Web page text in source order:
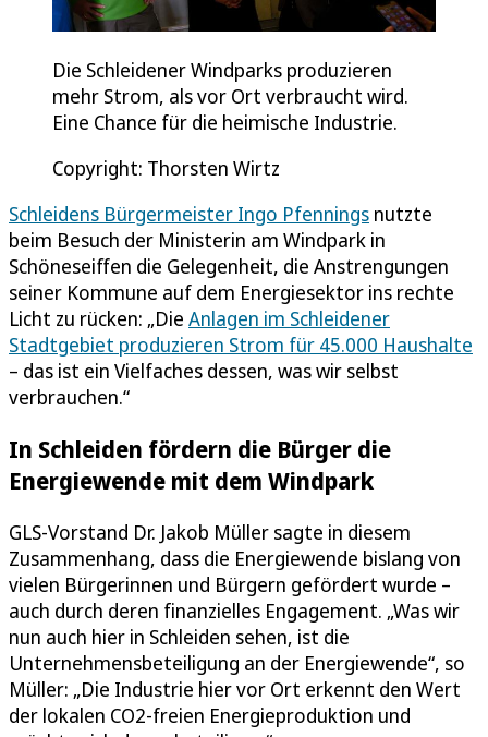
Die Schleidener Windparks produzieren
mehr Strom, als vor Ort verbraucht wird.
Eine Chance für die heimische Industrie.
Copyright: Thorsten Wirtz
Schleidens Bürgermeister Ingo Pfennings nutzte
beim Besuch der Ministerin am Windpark in
Schöneseiffen die Gelegenheit, die Anstrengungen
seiner Kommune auf dem Energiesektor ins rechte
Licht zu rücken: „Die Anlagen im Schleidener
Stadtgebiet produzieren Strom für 45.000 Haushalte
– das ist ein Vielfaches dessen, was wir selbst
verbrauchen.“
In Schleiden fördern die Bürger die
Energiewende mit dem Windpark
GLS-Vorstand Dr. Jakob Müller sagte in diesem
Zusammenhang, dass die Energiewende bislang von
vielen Bürgerinnen und Bürgern gefördert wurde –
auch durch deren finanzielles Engagement. „Was wir
nun auch hier in Schleiden sehen, ist die
Unternehmensbeteiligung an der Energiewende“, so
Müller: „Die Industrie hier vor Ort erkennt den Wert
der lokalen CO2-freien Energieproduktion und